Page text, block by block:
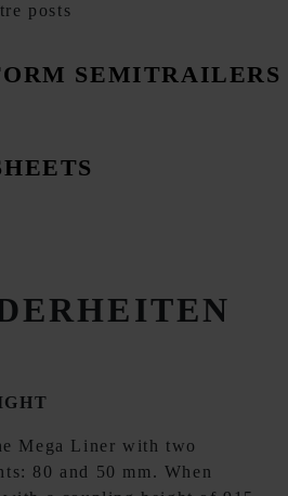
posts
SEMITRAILERS
Mega Liner with two
80 and 50 mm. When